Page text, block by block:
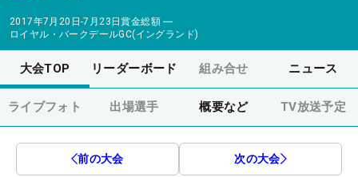
2017年7月20日-7月23日賞金総額 ―
ロイヤル・バークデールGC(イングランド)
大会TOP リーダーボード 組み合せ ニュース
ライブフォト 出場選手 概要など TV放送予定
前の大会 次の大会